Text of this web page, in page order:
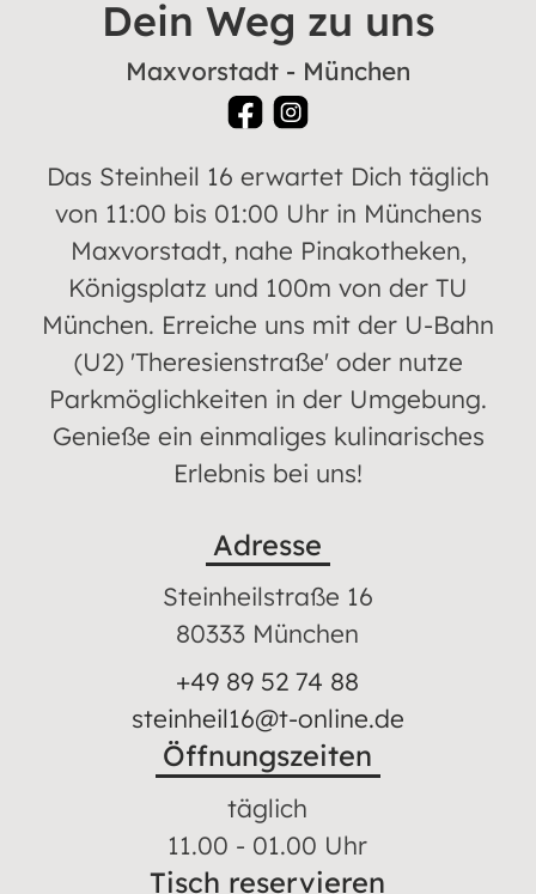
Dein Weg zu uns
Maxvorstadt - München
Das Steinheil 16 erwartet Dich täglich
von 11:00 bis 01:00 Uhr in Münchens
Maxvorstadt, nahe Pinakotheken,
Königsplatz und 100m von der TU
München. Erreiche uns mit der U-Bahn
(U2) 'Theresienstraße' oder nutze
Parkmöglichkeiten in der Umgebung.
Genieße ein einmaliges kulinarisches
Erlebnis bei uns!
Adresse
Steinheilstraße 16
80333 München
+49 89 52 74 88
steinheil16@t-online.de
Öffnungszeiten
täglich
11.00 - 01.00 Uhr
Tisch reservieren